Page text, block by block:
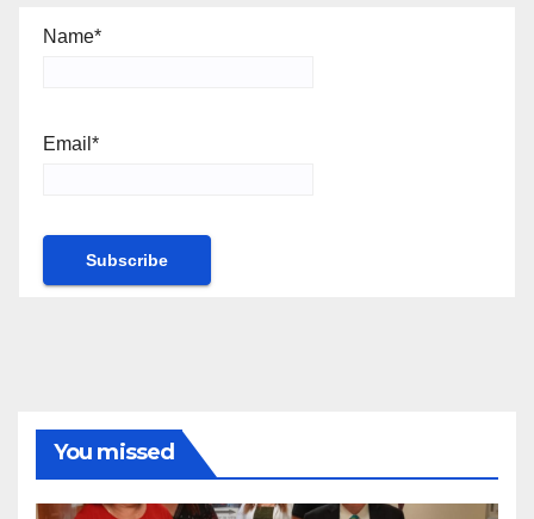
Name*
Email*
You missed